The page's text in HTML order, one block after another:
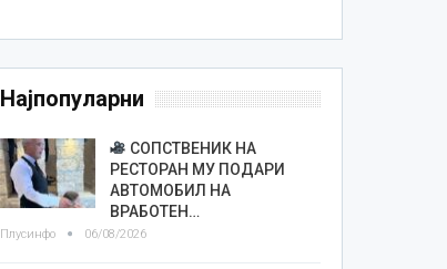
Најпопуларни
СОПСТВЕНИК НА
РЕСТОРАН МУ ПОДАРИ
АВТОМОБИЛ НА
ВРАБОТЕН…
Плусинфо 06/08/2026